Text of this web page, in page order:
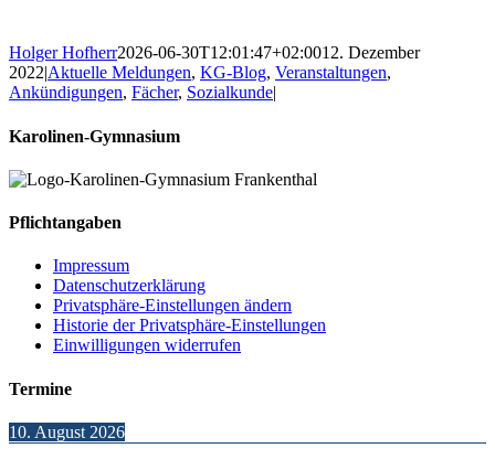
Holger Hofherr2026-06-30T12:01:47+02:0012. Dezember
2022|Aktuelle Meldungen, KG-Blog, Veranstaltungen,
Ankündigungen, Fächer, Sozialkunde|
Karolinen-Gymnasium
Pflichtangaben
Impressum
Datenschutzerklärung
Privatsphäre-Einstellungen ändern
Historie der Privatsphäre-Einstellungen
Einwilligungen widerrufen
Termine
10. August 2026